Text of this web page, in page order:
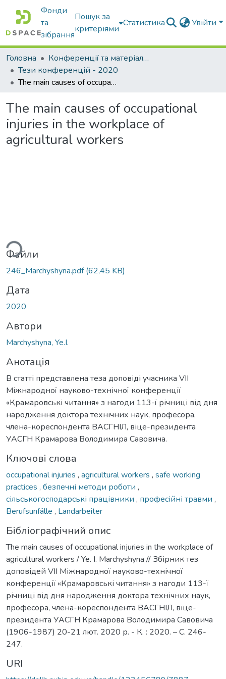
Фонди
та
зібрання
Пошук за
критеріями
Статистика Увійти
Головна
Конференції та матеріали конференцій
Тези конференцій - 2020
The main causes of occupational injuries in the workplace of agricultural workers
The main causes of occupational
injuries in the workplace of
agricultural workers
Файли
246_Marchyshyna.pdf(62,45 KB)
Дата
2020
Автори
Marchyshyna, Ye.I.
Анотація
В статті представлена теза доповіді учасника VIІ
Міжнародної науково-технічної конференції
«Крамаровські читання» з нагоди 113-ї річниці від дня
народження доктора технічних наук, професора,
члена-кореспондента ВАСГНІЛ, віце-президента
УАСГН Крамарова Володимира Савовича.
Ключові слова
occupational injuries , agricultural workers , safe working
practices , безпечні методи роботи ,
сільськогосподарські працівники , професійні травми ,
Berufsunfälle , Landarbeiter
Бібліографічний опис
The main causes of occupational injuries in the workplace of
agricultural workers / Ye. I. Мarchyshyna // Збірник тез
доповідей VIІ Міжнародної науково-технічної
конференції «Крамаровські читання» з нагоди 113-ї
річниці від дня народження доктора технічних наук,
професора, члена-кореспондента ВАСГНІЛ, віце-
президента УАСГН Крамарова Володимира Савовича
(1906-1987) 20-21 лют. 2020 р. - К. : 2020. – С. 246-
247.
URI